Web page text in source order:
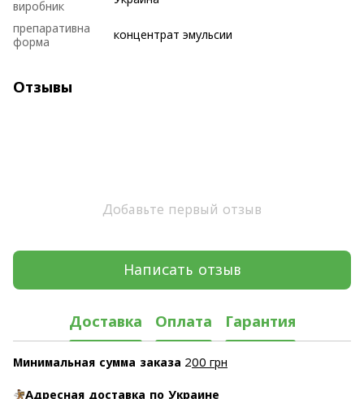
виробник
препаративна
форма
концентрат эмульсии
Отзывы
Добавьте первый отзыв
Написать отзыв
Доставка Оплата Гарантия
Минимальная сумма заказа 200 грн
Адресная доставка по Украине